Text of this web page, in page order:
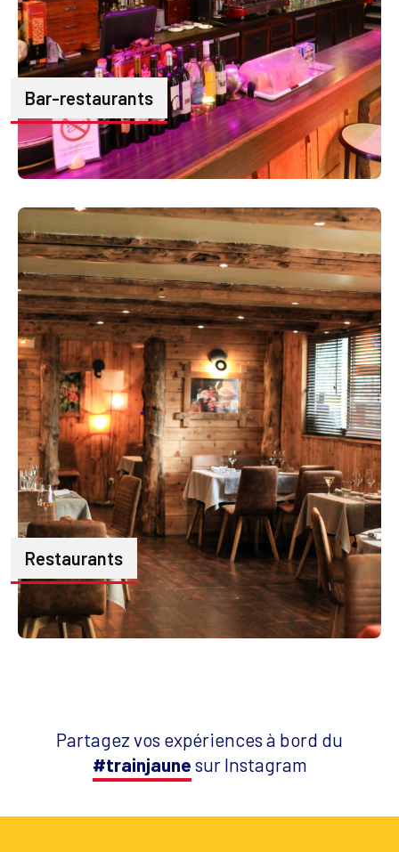
Bar-restaurants
Restaurants
Partagez vos expériences à bord du
#trainjaune sur Instagram